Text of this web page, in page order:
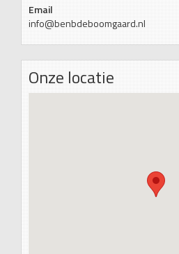
Email
info@benbdeboomgaard.nl
Onze locatie